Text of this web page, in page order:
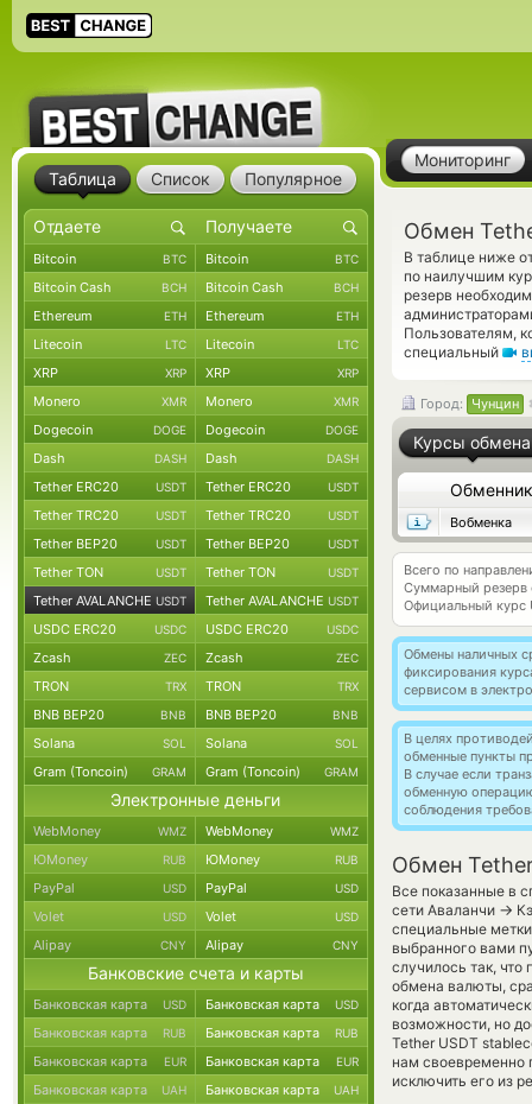
Мониторинг
Обмен
В таблице ниже
по наилучшим
резерв
Пользователям,
специальный
Город: Чунцин
Курсы обмена
Обменник
Вобменка
Всего по
Суммарный резерв
Официальный курс
Обмены наличных
фиксирования
сервисом в
В целях
обменные пункты
В случае если
обменную
соблюдения
Обмен Tether
Все показанные в
сети Аваланчи →
специальные
выбранного вами
случилось так,
обмена валюты,
когда
возможности, но
Tether USDT
нам своевременно
исключить его из
Таблица Список Популярное
Bitcoin BTC Bitcoin BTC
Bitcoin Cash BCH Bitcoin Cash BCH
Ethereum ETH Ethereum ETH
Litecoin LTC Litecoin LTC
XRP XRP XRP XRP
Monero XMR Monero XMR
Dogecoin DOGE Dogecoin DOGE
Dash DASH Dash DASH
Tether ERC20 USDT Tether ERC20 USDT
Tether TRC20 USDT Tether TRC20 USDT
Tether BEP20 USDT Tether BEP20 USDT
Tether TON USDT Tether TON USDT
Tether AVALANCHE USDT Tether AVALANCHE USDT
USDC ERC20 USDC USDC ERC20 USDC
Zcash ZEC Zcash ZEC
TRON TRX TRON TRX
BNB BEP20 BNB BNB BEP20 BNB
Solana SOL Solana SOL
Gram (Toncoin) GRAM Gram (Toncoin) GRAM
Электронные деньги
WebMoney WMZ WebMoney WMZ
ЮMoney RUB ЮMoney RUB
PayPal USD PayPal USD
Volet USD Volet USD
Alipay CNY Alipay CNY
Банковские счета и карты
Банковская карта USD Банковская карта USD
Банковская карта RUB Банковская карта RUB
Банковская карта EUR Банковская карта EUR
Банковская карта UAH Банковская карта UAH